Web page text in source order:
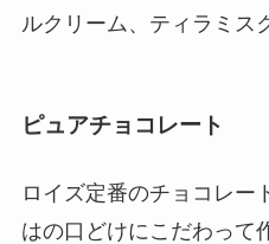
ルクリーム、ティラミス
ピュアチョコレート
ロイズ定番のチョコレー
はの口どけにこだわって